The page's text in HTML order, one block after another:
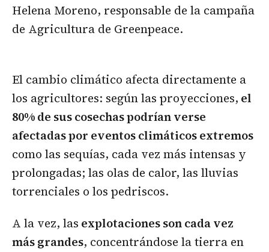
Helena Moreno, responsable de la campaña
de Agricultura de Greenpeace.
El cambio climático afecta directamente a
los agricultores: según las proyecciones, el
80% de sus cosechas podrían verse
afectadas por eventos climáticos extremos
como las sequías, cada vez más intensas y
prolongadas; las olas de calor, las lluvias
torrenciales o los pedriscos.
A la vez, las explotaciones son cada vez
más grandes, concentrándose la tierra en